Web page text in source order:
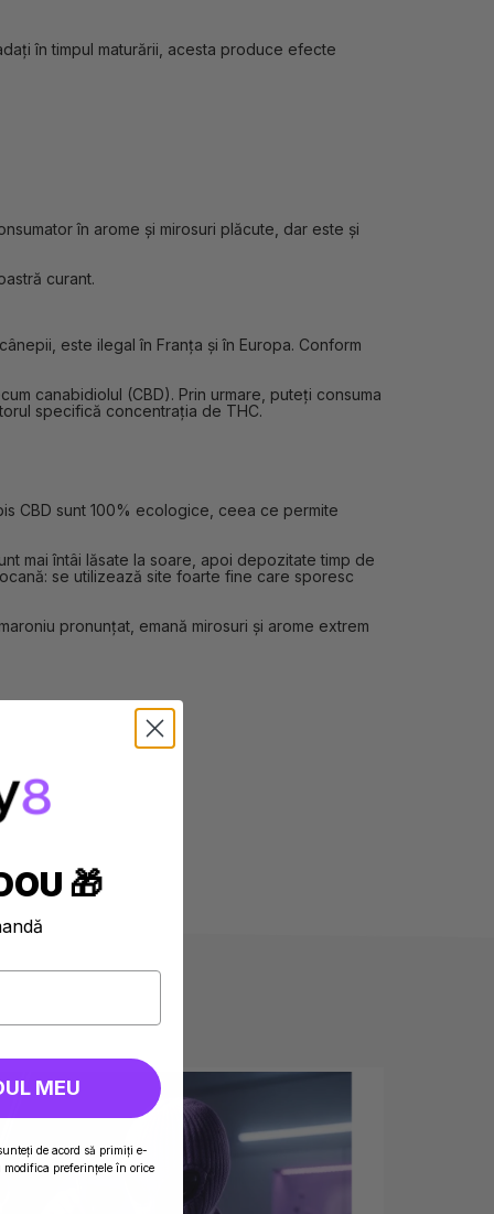
în timpul maturării, acesta produce efecte
în arome și mirosuri plăcute, dar este și
curant.
este ilegal în Franța și în Europa. Conform
canabidiolul (CBD). Prin urmare, puteți consuma
specifică concentrația de THC.
CBD sunt 100% ecologice, ceea ce permite
mai întâi lăsate la soare, apoi depozitate timp de
se utilizează site foarte fine care sporesc
pronunțat, emană mirosuri și arome extrem
🎁
MEU
de acord să primiți e-
preferințele în orice